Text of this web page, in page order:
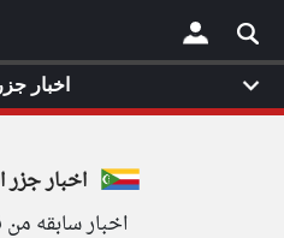
×
اخبار جزر
اخبار سابقه من
اخبار